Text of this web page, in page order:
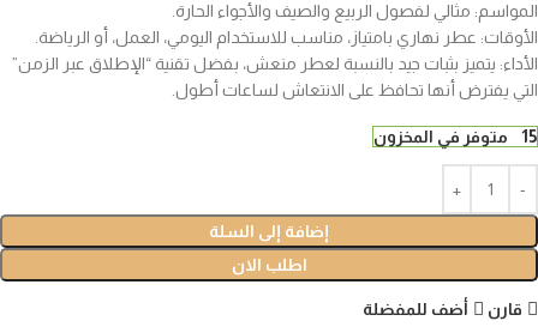
المواسم: مثالي لفصول الربيع والصيف والأجواء الحارة.
الأوقات: عطر نهاري بامتياز، مناسب للاستخدام اليومي، العمل، أو الرياضة.
الأداء: يتميز بثبات جيد بالنسبة لعطر منعش، بفضل تقنية “الإطلاق عبر الزمن”
التي يفترض أنها تحافظ على الانتعاش لساعات أطول.
15 متوفر في المخزون
إضافة إلى السلة
اطلب الان
قارن أضف للمفضلة